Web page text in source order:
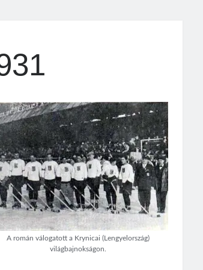
A román válogatott a Krynicai (Lengyelország)
világbajnokságon.